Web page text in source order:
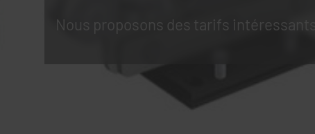
Nous proposons des tarifs intéressants